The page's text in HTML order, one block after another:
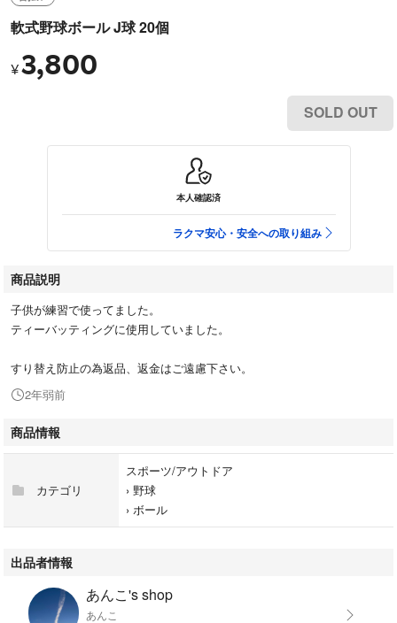
軟式野球ボール J球 20個
¥3,800
SOLD OUT
本人確認済
ラクマ安心・安全への取り組み
商品説明
子供が練習で使ってました。
ティーバッティングに使用していました。
すり替え防止の為返品、返金はご遠慮下さい。
2年弱前
商品情報
カテゴリ
スポーツ/アウトドア
› 野球
› ボール
出品者情報
あんこ's shop
あんこ